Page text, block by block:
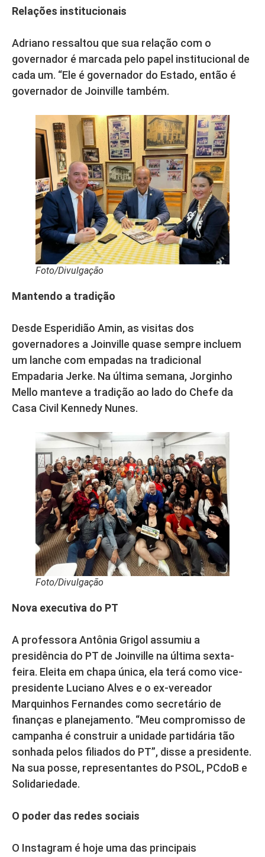
Relações institucionais
Adriano ressaltou que sua relação com o
governador é marcada pelo papel institucional de
cada um. “Ele é governador do Estado, então é
governador de Joinville também.
Foto/Divulgação
Mantendo a tradição
Desde Esperidião Amin, as visitas dos
governadores a Joinville quase sempre incluem
um lanche com empadas na tradicional
Empadaria Jerke. Na última semana, Jorginho
Mello manteve a tradição ao lado do Chefe da
Casa Civil Kennedy Nunes.
Foto/Divulgação
Nova executiva do PT
A professora Antônia Grigol assumiu a
presidência do PT de Joinville na última sexta-
feira. Eleita em chapa única, ela terá como vice-
presidente Luciano Alves e o ex-vereador
Marquinhos Fernandes como secretário de
finanças e planejamento. “Meu compromisso de
campanha é construir a unidade partidária tão
sonhada pelos filiados do PT”, disse a presidente.
Na sua posse, representantes do PSOL, PCdoB e
Solidariedade.
O poder das redes sociais
O Instagram é hoje uma das principais